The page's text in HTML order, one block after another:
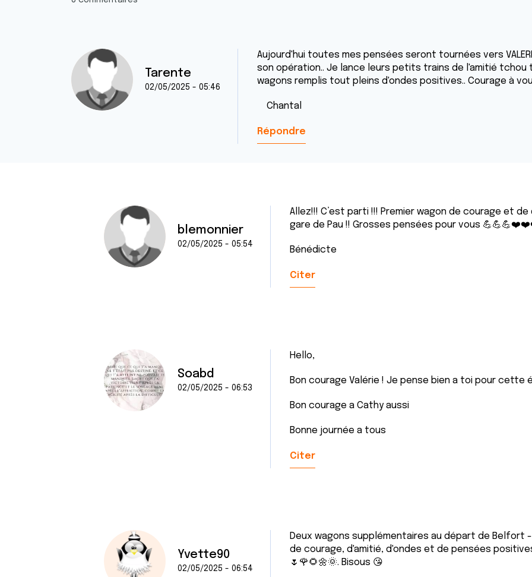
Tarente
02/05/2025 - 05:46
Aujourd'hui toutes mes pensées seront tournées vers
son opération.. Je lance leurs petits trains de l'amitié
wagons remplis tout pleins d'ondes positives.. Courage à
Chantal
Répondre
blemonnier
02/05/2025 - 05:54
Allez!!! C’est parti !!! Premier wagon de courage et
gare de Pau !! Grosses pensées pour vous
Bénédicte
Citer
Soabd
02/05/2025 - 06:53
Hello,
Bon courage Valérie ! Je pense bien a toi pour cette
Bon courage a Cathy aussi
Bonne journée a tous
Citer
Yvette90
02/05/2025 - 06:54
Deux wagons supplémentaires au départ de Belfort
de courage, d'amitié, d'ondes et de pensées
🌷🌹🌻🌼🌞. Bisous 😘